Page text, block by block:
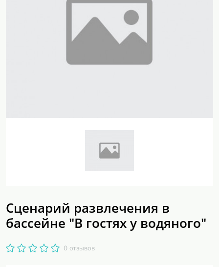
Сценарий развлечения в
бассейне "В гостях у водяного"
0 отзывов